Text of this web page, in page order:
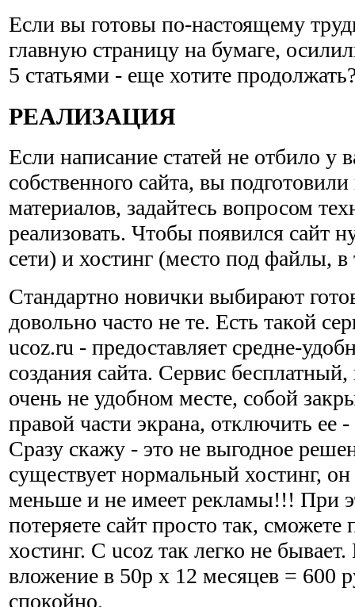
Если вы готовы по-настоящему
главную страницу на бумаге,
5 статьями - еще хотите
РЕАЛИЗАЦИЯ
Если написание статей не отбило у
собственного сайта, вы
материалов, задайтесь вопросом
реализовать. Чтобы появился сайт
сети) и хостинг (место под файлы,
Стандартно новички выбирают
довольно часто не те. Есть такой
ucoz.ru - предоставляет средне-
создания сайта. Сервис
очень не удобном месте, собой
правой части экрана, отключить ее
Сразу скажу - это не выгодное
существует нормальный хостинг, он
меньше и не имеет рекламы!!! При
потеряете сайт просто так, сможете
хостинг. С ucoz так легко не
вложение в 50р х 12 месяцев = 600
спокойно.